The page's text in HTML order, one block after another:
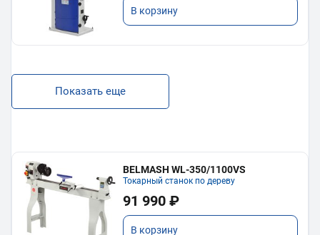
В корзину
Показать еще
BELMASH WL-350/1100VS
Токарный станок по дереву
91 990 ₽
В корзину